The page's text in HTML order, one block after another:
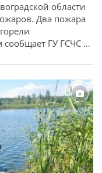
области
Два пожара
сообщает ГУ ГСЧС в
мужчина получил